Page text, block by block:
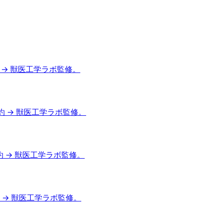
獣医工学ラボ監修。
→ 獣医工学ラボ監修。
獣医工学ラボ監修。
獣医工学ラボ監修。